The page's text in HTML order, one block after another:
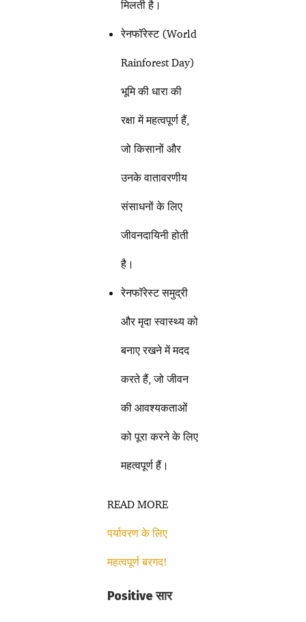
मिलती है।
रेनफॉरेस्ट (World
Rainforest Day)
भूमि की धारा की
रक्षा में महत्वपूर्ण हैं,
जो किसानों और
उनके वातावरणीय
संसाधनों के लिए
जीवनदायिनी होती
है।
रेनफॉरेस्ट समुद्री
और मृदा स्वास्थ्य को
बनाए रखने में मदद
करते हैं, जो जीवन
की आवश्यकताओं
को पूरा करने के लिए
महत्वपूर्ण हैं।
READ MORE
पर्यावरण के लिए
महत्वपूर्ण बरगद!
Positive सार